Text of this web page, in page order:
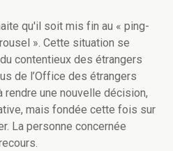
qu'il soit mis fin au « ping-
». Cette situation se
contentieux des étrangers
de l’Office des étrangers
rendre une nouvelle décision,
mais fondée cette fois sur
La personne concernée